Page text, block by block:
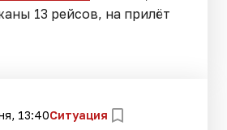
13 рейсов, на прилёт
13:40Ситуация